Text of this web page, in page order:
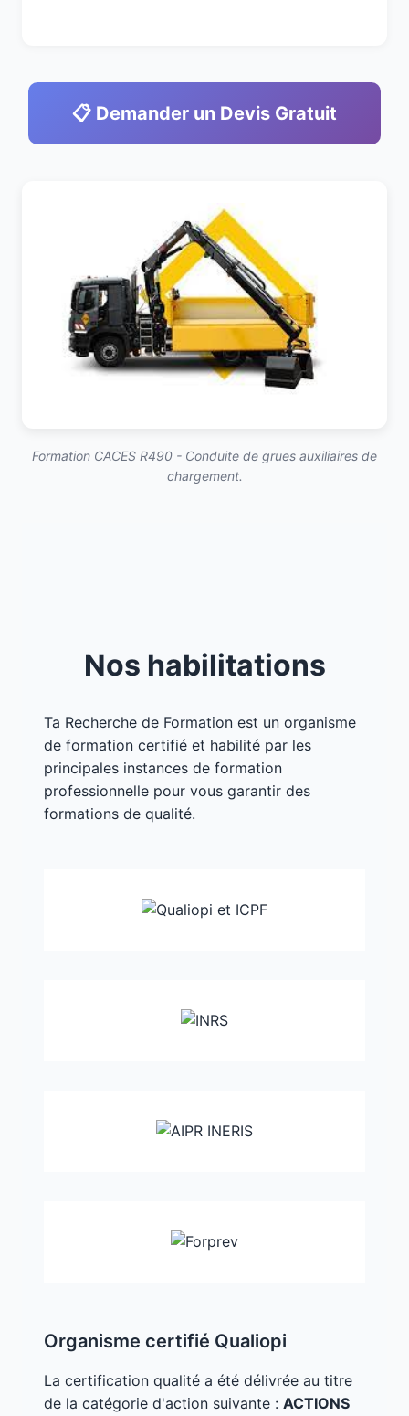
📋 Demander un Devis Gratuit
Formation CACES R490 - Conduite de grues auxiliaires de
chargement.
Nos habilitations
Ta Recherche de Formation est un organisme
de formation certifié et habilité par les
principales instances de formation
professionnelle pour vous garantir des
formations de qualité.
Organisme certifié Qualiopi
La certification qualité a été délivrée au titre
de la catégorie d'action suivante : ACTIONS